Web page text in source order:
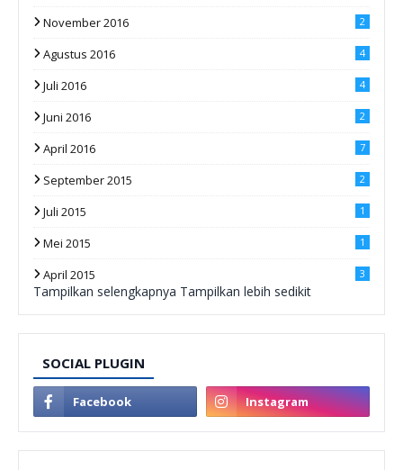
November 2016 2
Agustus 2016 4
Juli 2016 4
Juni 2016 2
April 2016 7
September 2015 2
Juli 2015 1
Mei 2015 1
April 2015 3
Tampilkan selengkapnya Tampilkan lebih sedikit
SOCIAL PLUGIN